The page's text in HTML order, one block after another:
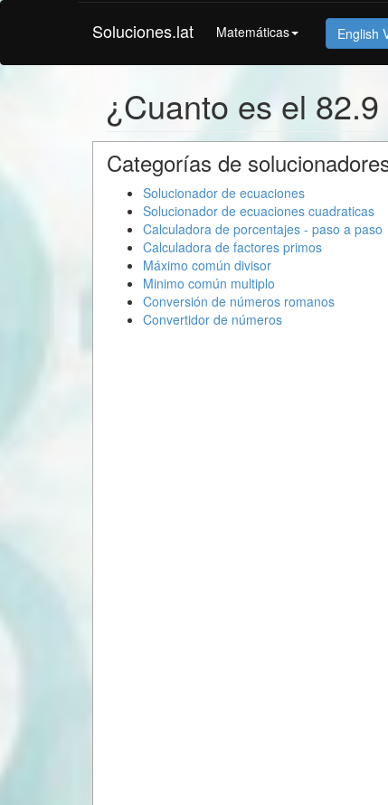
Soluciones.lat Matemáticas English
¿Cuanto es el
Categorías de
Solucionador de ecuaciones
Solucionador de ecuaciones cuadraticas
Calculadora de porcentajes - paso a paso
Calculadora de factores primos
Máximo común divisor
Minimo común multiplo
Conversión de números romanos
Convertidor de números